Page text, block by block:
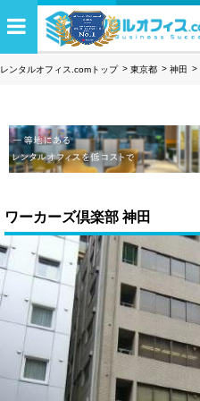
レンタルオフィス.comトップ 東京都 神田
ワーカーズ倶楽部 神田